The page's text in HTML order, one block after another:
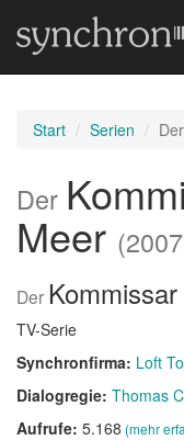
Start Serien
Der
Meer
Der
TV-Serie
Synchronfirma: Loft
Dialogregie: Thomas
Aufrufe: 5.168 (mehr